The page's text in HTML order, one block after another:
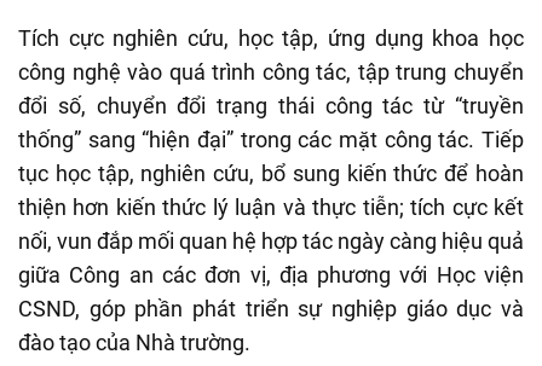
Tích cực nghiên cứu, học tập, ứng dụng khoa học
công nghệ vào quá trình công tác, tập trung chuyển
đổi số, chuyển đổi trạng thái công tác từ “truyền
thống” sang “hiện đại” trong các mặt công tác. Tiếp
tục học tập, nghiên cứu, bổ sung kiến thức để hoàn
thiện hơn kiến thức lý luận và thực tiễn; tích cực kết
nối, vun đắp mối quan hệ hợp tác ngày càng hiệu quả
giữa Công an các đơn vị, địa phương với Học viện
CSND, góp phần phát triển sự nghiệp giáo dục và
đào tạo của Nhà trường.